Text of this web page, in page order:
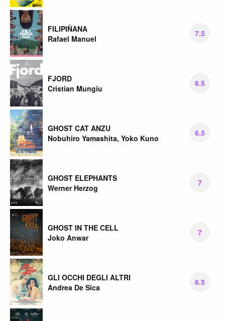
FILIPIÑANA
Rafael Manuel
7.5
FJORD
Cristian Mungiu
8.5
GHOST CAT ANZU
Nobuhiro Yamashita, Yoko Kuno
6.5
GHOST ELEPHANTS
Werner Herzog
7
GHOST IN THE CELL
Joko Anwar
7
GLI OCCHI DEGLI ALTRI
Andrea De Sica
6.5